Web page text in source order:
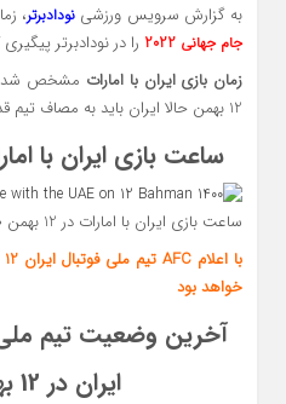
به گزارش سرویس ورزشی نودادبرتر،
جام جهانی 2022
را در نودادبرتر
زمان بازی ایران با امارات مشخص شد:
12 بهمن حالا ایران باید به مصاف تیم قدرتمند امارات برود.
ساعت بازی ایران با امارات در 12
ساعت بازی ایران با امارات در 12 بهمن 1400
خواهد بود
آخرین وضعیت تیم ملی
ایران در 12 بهمن 1400